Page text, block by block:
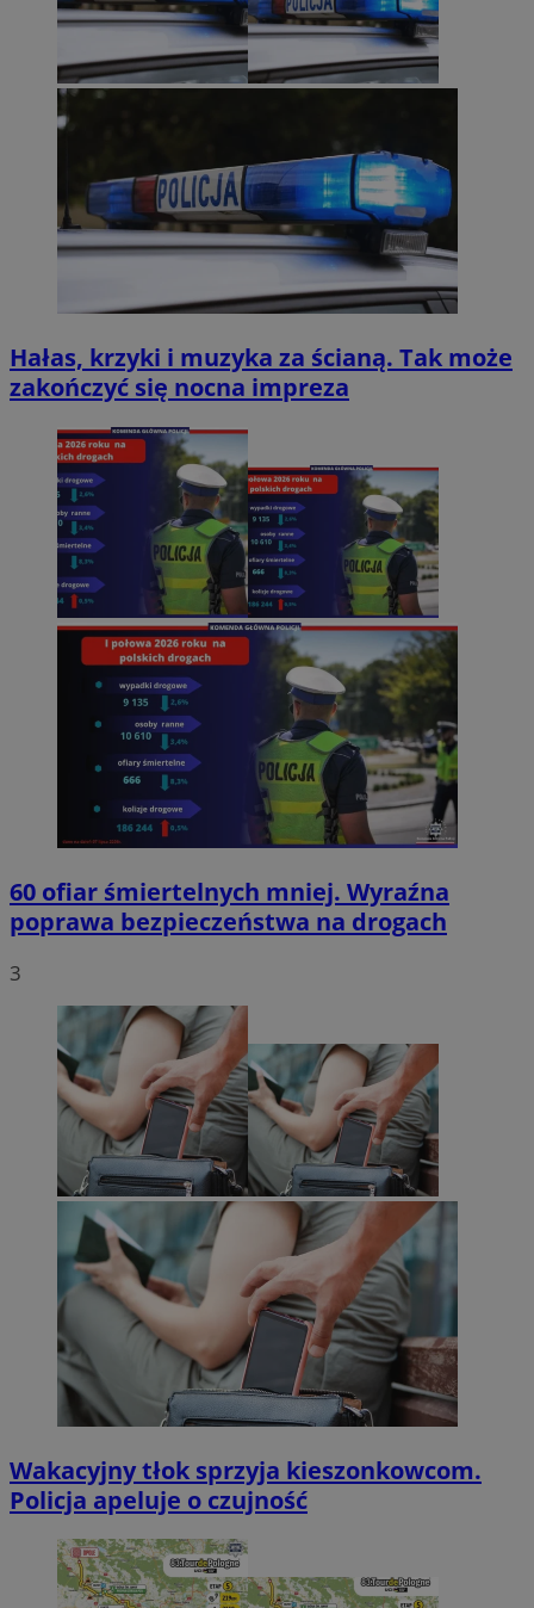
Hałas, krzyki i muzyka za ścianą. Tak może
zakończyć się nocna impreza
60 ofiar śmiertelnych mniej. Wyraźna
poprawa bezpieczeństwa na drogach
3
Wakacyjny tłok sprzyja kieszonkowcom.
Policja apeluje o czujność